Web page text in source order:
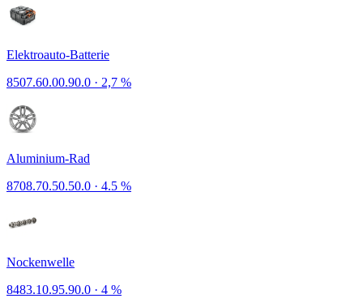
Elektroauto-Batterie
8507.60.00.90.0 · 2,7 %
Aluminium-Rad
8708.70.50.50.0 · 4.5 %
Nockenwelle
8483.10.95.90.0 · 4 %